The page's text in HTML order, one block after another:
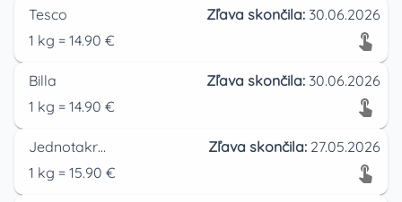
Tesco Zľava skončila: 30.06.2026
1 kg = 14.90 €
Billa Zľava skončila: 30.06.2026
1 kg = 14.90 €
Jednotakrupina Zľava skončila: 27.05.2026
1 kg = 15.90 €